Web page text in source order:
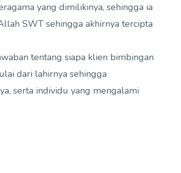
yang dimilikinya, sehingga ia
SWT sehingga akhirnya tercipta
tentang siapa klien bimbingan
dari lahirnya sehingga
serta individu yang mengalami